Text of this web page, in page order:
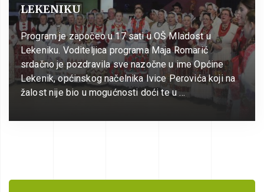
LEKENIKU
Program je započeo u 17 sati u OŠ Mladost u
Lekeniku. Voditeljica programa Maja Romarić
srdačno je pozdravila sve nazočne u ime Općine
Lekenik, općinskog načelnika Ivice Perovića koji na
žalost nije bio u mogućnosti doći te u …